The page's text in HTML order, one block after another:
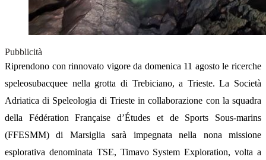
Pubblicità
Riprendono con rinnovato vigore da domenica 11 agosto le ricerche
speleosubacquee nella grotta di Trebiciano, a Trieste. La Società
Adriatica di Speleologia di Trieste in collaborazione con la squadra
della Fédération Française d’Études et de Sports Sous-marins
(FFESMM) di Marsiglia sarà impegnata nella nona missione
esplorativa denominata TSE, Timavo System Exploration, volta a